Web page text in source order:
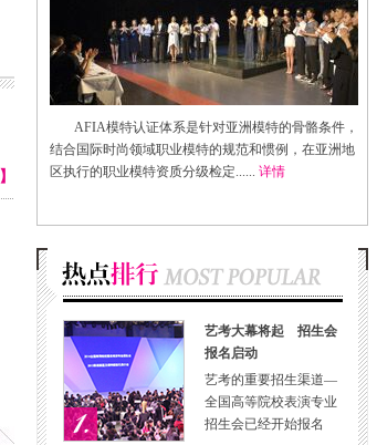
】
AFIA模特认证体系是针对亚洲模特的骨骼条件，
结合国际时尚领域职业模特的规范和惯例，在亚洲地
区执行的职业模特资质分级检定...... 详情
艺考大幕将起 招生会
报名启动
艺考的重要招生渠道—
全国高等院校表演专业
招生会已经开始报名